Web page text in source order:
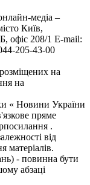
медіа –
Київ,
208/1 E-mail:
205-43-00
на
на
« Новини України
пряме
.
від
матеріалів.
- повинна бути
абзаці